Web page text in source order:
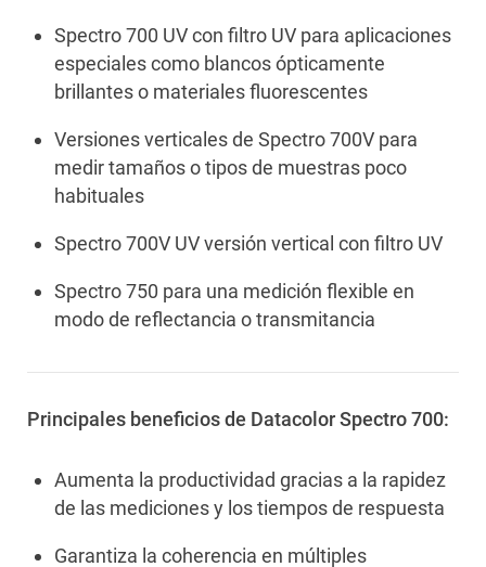
Spectro 700 UV con filtro UV para aplicaciones
especiales como blancos ópticamente
brillantes o materiales fluorescentes
Versiones verticales de Spectro 700V para
medir tamaños o tipos de muestras poco
habituales
Spectro 700V UV versión vertical con filtro UV
Spectro 750 para una medición flexible en
modo de reflectancia o transmitancia
Principales beneficios de Datacolor Spectro 700:
Aumenta la productividad gracias a la rapidez
de las mediciones y los tiempos de respuesta
Garantiza la coherencia en múltiples